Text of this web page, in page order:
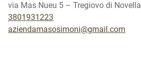
via Mas Nueu 5 – Tregiovo di Novella
3801931223
aziendamasosimoni@gmail.com